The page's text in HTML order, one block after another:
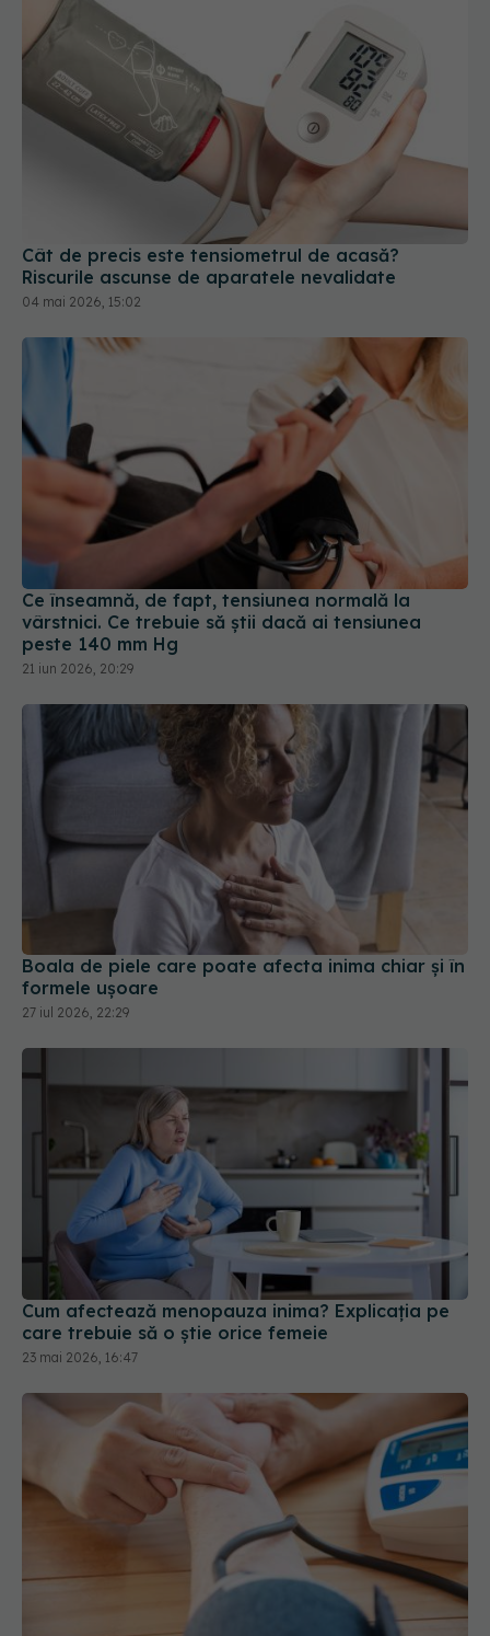
Cât de precis este tensiometrul de acasă?
Riscurile ascunse de aparatele nevalidate
04 mai 2026, 15:02
Ce înseamnă, de fapt, tensiunea normală la
vârstnici. Ce trebuie să știi dacă ai tensiunea
peste 140 mm Hg
21 iun 2026, 20:29
Boala de piele care poate afecta inima chiar și în
formele ușoare
27 iul 2026, 22:29
Cum afectează menopauza inima? Explicația pe
care trebuie să o știe orice femeie
23 mai 2026, 16:47
Tensiunea și colesterolul nu mai depind doar de